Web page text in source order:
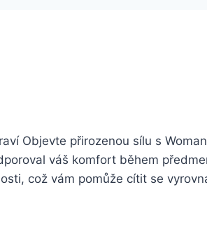
Objevte přirozenou sílu s
váš komfort během
což vám pomůže cítit se